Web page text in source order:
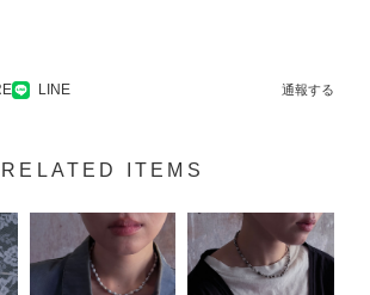
LINE 通報する
RELATED ITEMS